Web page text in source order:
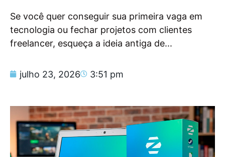
Se você quer conseguir sua primeira vaga em
tecnologia ou fechar projetos com clientes
freelancer, esqueça a ideia antiga de...
julho 23, 2026 3:51 pm